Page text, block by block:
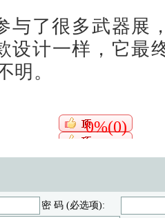
与了很多武器展
设计一样，它最
。
0%(0)
密 码 (必选项):